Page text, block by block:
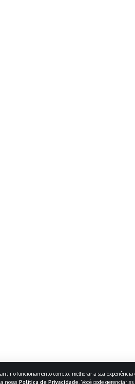
o funcionamento correto, melhorar a sua
nossa Política de Privacidade . Você pode gerenciar